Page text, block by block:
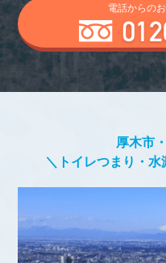
電話からの
厚木市
＼トイレつまり・